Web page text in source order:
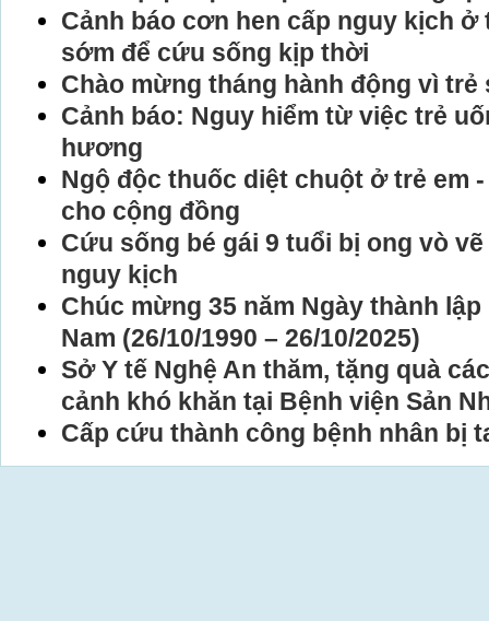
Cảnh báo cơn hen cấp nguy kịch ở
sớm để cứu sống kịp thời
Chào mừng tháng hành động vì trẻ
Cảnh báo: Nguy hiểm từ việc trẻ
hương
Ngộ độc thuốc diệt chuột ở trẻ em
cho cộng đồng
Cứu sống bé gái 9 tuổi bị ong vò
nguy kịch
Chúc mừng 35 năm Ngày thành
Nam (26/10/1990 – 26/10/2025)
Sở Y tế Nghệ An thăm, tặng quà
cảnh khó khăn tại Bệnh viện Sản
Cấp cứu thành công bệnh nhân bị